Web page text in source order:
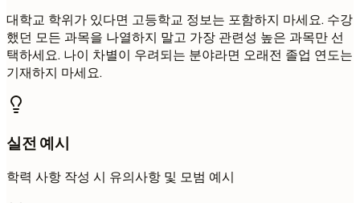
대학교 학위가 있다면 고등학교 정보는 포함하지 마세요. 수강
했던 모든 과목을 나열하지 말고 가장 관련성 높은 과목만 선
택하세요. 나이 차별이 우려되는 분야라면 오래전 졸업 연도는
기재하지 마세요.
실전 예시
학력 사항 작성 시 유의사항 및 모범 예시